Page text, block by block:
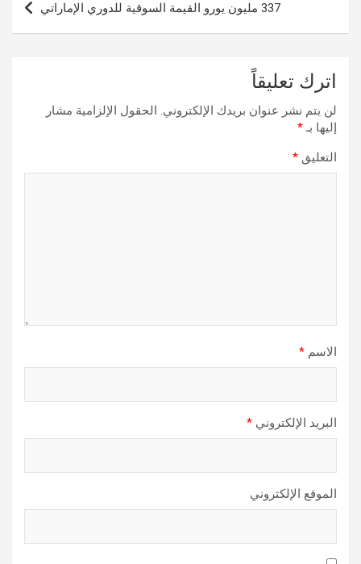
337 مليون يورو القيمة السوقية للدوري الإماراتي
اترك تعليقاً
لن يتم نشر عنوان بريدك الإلكتروني. الحقول الإلزامية مشار
إليها بـ*
التعليق *
الاسم *
البريد الإلكتروني *
الموقع الإلكتروني